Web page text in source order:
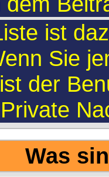
ist
Sie
der
Was